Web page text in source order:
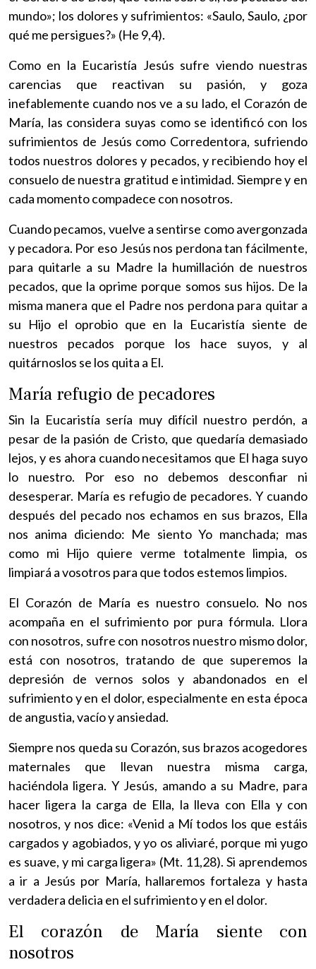
mundo»; los dolores y sufrimientos: «Saulo, Saulo, ¿por
qué me persigues?» (He 9,4).
Como en la Eucaristía Jesús sufre viendo nuestras
carencias que reactivan su pasión, y goza
inefablemente cuando nos ve a su lado, el Corazón de
María, las considera suyas como se identificó con los
sufrimientos de Jesús como Corredentora, sufriendo
todos nuestros dolores y pecados, y recibiendo hoy el
consuelo de nuestra gratitud e intimidad. Siempre y en
cada momento compadece con nosotros.
Cuando pecamos, vuelve a sentirse como avergonzada
y pecadora. Por eso Jesús nos perdona tan fácilmente,
para quitarle a su Madre la humillación de nuestros
pecados, que la oprime porque somos sus hijos. De la
misma manera que el Padre nos perdona para quitar a
su Hijo el oprobio que en la Eucaristía siente de
nuestros pecados porque los hace suyos, y al
quitárnoslos se los quita a El.
María refugio de pecadores
Sin la Eucaristía sería muy difícil nuestro perdón, a
pesar de la pasión de Cristo, que quedaría demasiado
lejos, y es ahora cuando necesitamos que El haga suyo
lo nuestro. Por eso no debemos desconfiar ni
desesperar. María es refugio de pecadores. Y cuando
después del pecado nos echamos en sus brazos, Ella
nos anima diciendo: Me siento Yo manchada; mas
como mi Hijo quiere verme totalmente limpia, os
limpiará a vosotros para que todos estemos limpios.
El Corazón de María es nuestro consuelo. No nos
acompaña en el sufrimiento por pura fórmula. Llora
con nosotros, sufre con nosotros nuestro mismo dolor,
está con nosotros, tratando de que superemos la
depresión de vernos solos y abandonados en el
sufrimiento y en el dolor, especialmente en esta época
de angustia, vacío y ansiedad.
Siempre nos queda su Corazón, sus brazos acogedores
maternales que llevan nuestra misma carga,
haciéndola ligera. Y Jesús, amando a su Madre, para
hacer ligera la carga de Ella, la lleva con Ella y con
nosotros, y nos dice: «Venid a Mí todos los que estáis
cargados y agobiados, y yo os aliviaré, porque mi yugo
es suave, y mi carga ligera» (Mt. 11,28). Si aprendemos
a ir a Jesús por María, hallaremos fortaleza y hasta
verdadera delicia en el sufrimiento y en el dolor.
El corazón de María siente con
nosotros